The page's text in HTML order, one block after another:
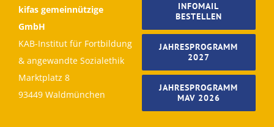
kifas gemeinnützige
GmbH
KAB-Institut für Fortbildung
& angewandte Sozialethik
Marktplatz 8
93449 Waldmünchen
INFOMAIL
BESTELLEN
JAHRESPROGRAMM
2027
JAHRESPROGRAMM
MAV 2026